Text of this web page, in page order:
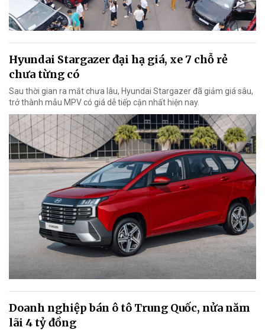
Hyundai Stargazer đại hạ giá, xe 7 chỗ rẻ
chưa từng có
Sau thời gian ra mắt chưa lâu, Hyundai Stargazer đã giảm giá sâu,
trở thành mẫu MPV có giá dễ tiếp cận nhất hiện nay.
Doanh nghiệp bán ô tô Trung Quốc, nửa năm
lãi 4 tỷ đồng